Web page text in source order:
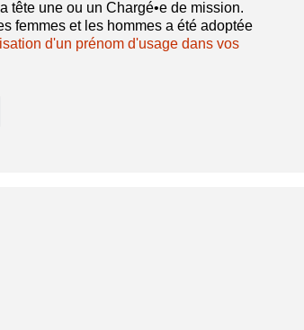
tête une ou un Chargé•e de mission.
femmes et les hommes a été adoptée
d'un prénom d'usage dans vos